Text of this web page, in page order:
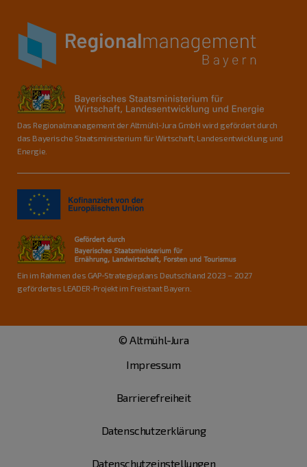
Das Regionalmanagement der Altmühl-Jura GmbH wird gefördert durch
das Bayerische Staatsministerium für Wirtschaft, Landesentwicklung und
Energie.
Ein im Rahmen des GAP-Strategieplans Deutschland 2023 – 2027
gefördertes LEADER-Projekt im Freistaat Bayern.
© Altmühl-Jura
Impressum
Barrierefreiheit
Datenschutzerklärung
Datenschutzeinstellungen